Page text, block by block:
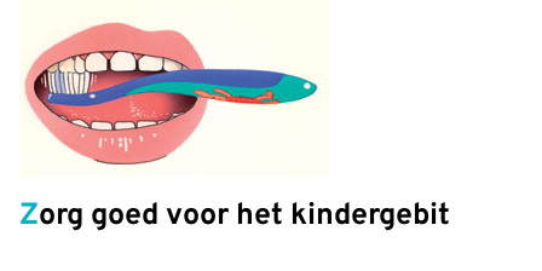
Zorg goed voor het kindergebit